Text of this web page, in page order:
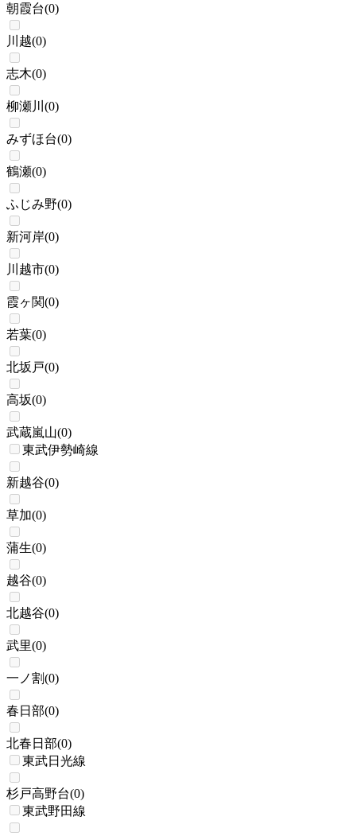
朝霞台(0)
川越(0)
志木(0)
柳瀬川 (0)
みずほ台(0)
鶴瀬(0)
ふじみ野(0)
新河岸(0)
川越市(0)
霞ヶ関(0)
若葉(0)
北坂戸(0)
高坂(0)
武蔵嵐山(0)
東武伊勢崎線
新越谷(0)
草加(0)
蒲生(0)
越谷(0)
北越谷(0)
武里(0)
一ノ割(0)
春日部(0)
北春日部(0)
東武日光線
杉戸高野台(0)
東武野田線